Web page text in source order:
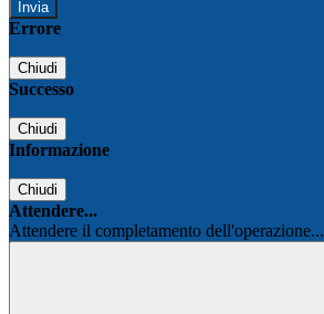
Errore
Chiudi
Successo
Chiudi
Informazione
Chiudi
Attendere...
Attendere il completamento dell'operazione...